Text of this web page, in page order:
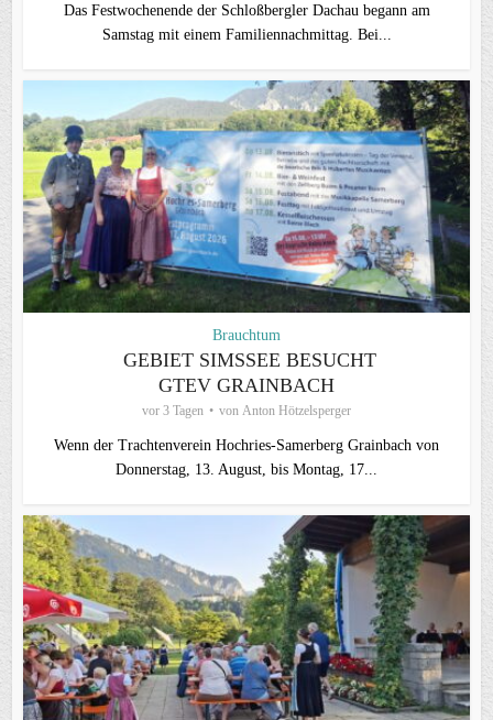
Das Festwochenende der Schloßbergler Dachau begann am
Samstag mit einem Familiennachmittag. Bei...
Brauchtum
GEBIET SIMSSEE BESUCHT
GTEV GRAINBACH
vor 3 Tagen von Anton Hötzelsperger
Wenn der Trachtenverein Hochries-Samerberg Grainbach von
Donnerstag, 13. August, bis Montag, 17...